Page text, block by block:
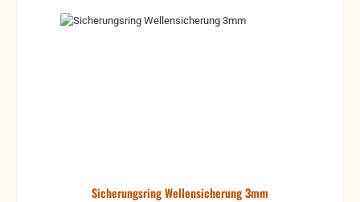
Sicherungsring Wellensicherung 3mm